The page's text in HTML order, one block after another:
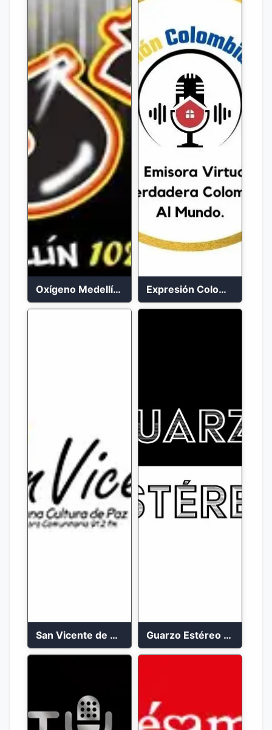
Oxígeno Medellín 90.9 FM en vivo Expresión Colombia Radio en vivo 24/7
San Vicente de Chucuri 91.2 FM Guarzo Estéreo 24/7